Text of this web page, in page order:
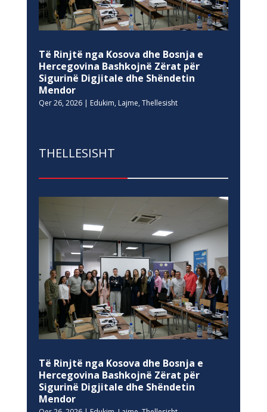
Të Rinjtë nga Kosova dhe Bosnja e
Hercegovina Bashkojnë Zërat për
Sigurinë Digjitale dhe Shëndetin
Mendor
Qer 26, 2026| Edukim, Lajme, Thellesisht
THELLESISHT
Të Rinjtë nga Kosova dhe Bosnja e
Hercegovina Bashkojnë Zërat për
Sigurinë Digjitale dhe Shëndetin
Mendor